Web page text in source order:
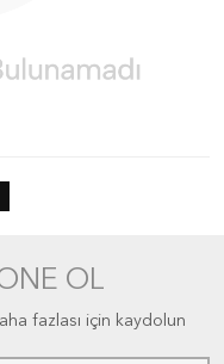
OL
fazlası için kaydolun